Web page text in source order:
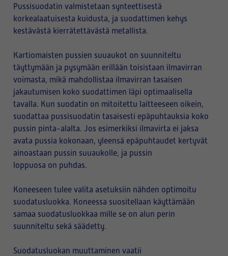
Pussisuodatin valmistetaan synteettisestä
korkealaatuisesta kuidusta, ja suodattimen kehys
kestävästä kierrätettävästä metallista.
Kartiomaisten pussien suuaukot on suunniteltu
täyttymään ja pysymään erillään toisistaan ilmavirran
voimasta, mikä mahdollistaa ilmavirran tasaisen
jakautumisen koko suodattimen läpi optimaalisella
tavalla. Kun suodatin on mitoitettu laitteeseen oikein,
suodattaa pussisuodatin tasaisesti epäpuhtauksia koko
pussin pinta-alalta. Jos esimerkiksi ilmavirta ei jaksa
avata pussia kokonaan, yleensä epäpuhtaudet kertyvät
ainoastaan pussin suuaukolle, ja pussin
loppuosa on puhdas.
Koneeseen tulee valita asetuksiin nähden optimoitu
suodatusluokka. Koneessa suositellaan käyttämään
samaa suodatusluokkaa mille se on alun perin
suunniteltu sekä säädetty.
Suodatusluokan muuttaminen vaatii